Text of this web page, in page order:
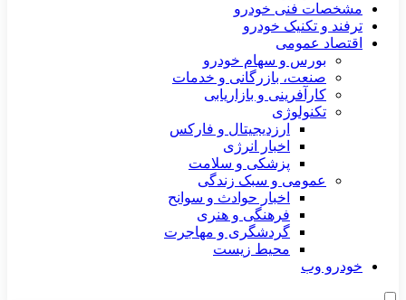
مشخصات فنی خودرو
ترفند و تکنیک خودرو
اقتصاد عمومی
بورس و سهام خودرو
صنعت، بازرگانی و خدمات
کارآفرینی و بازاریابی
تکنولوژی
ارزدیجیتال و فارکس
اخبار انرژی
پزشکی و سلامت
عمومی و سبک زندگی
اخبار حوادث و سوانح
فرهنگی و هنری
گردشگری و مهاجرت
محیط زیست
خودرو وب